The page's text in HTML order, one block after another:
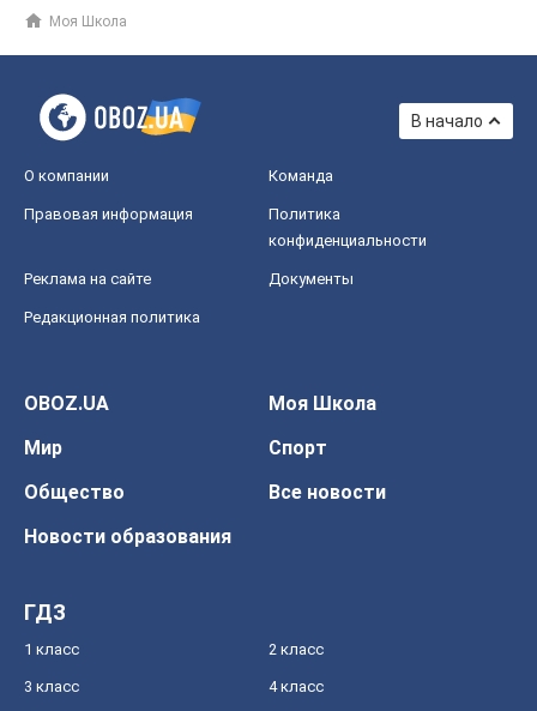
Моя Школа
В начало
О компании Команда
Правовая информация
Политика
конфиденциальности
Реклама на сайте Документы
Редакционная политика
OBOZ.UA
Моя Школа
Мир
Спорт
Общество
Все новости
Новости образования
ГДЗ
1 класс 2 класс
3 класс 4 класс